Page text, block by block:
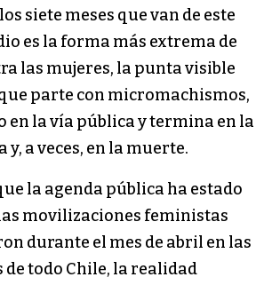
siete meses que van de este
es la forma más extrema de
las mujeres, la punta visible
parte con micromachismos,
en la vía pública y termina en la
a veces, en la muerte.
la agenda pública ha estado
movilizaciones feministas
durante el mes de abril en las
todo Chile, la realidad